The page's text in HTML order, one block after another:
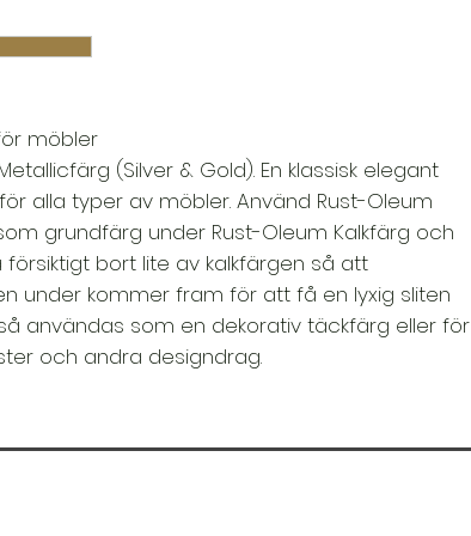
möbler
(Silver & Gold). En klassisk elegant
alla typer av möbler. Använd Rust-Oleum
grundfärg under Rust-Oleum Kalkfärg och
bort lite av kalkfärgen så att
under kommer fram för att få en lyxig sliten
användas som en dekorativ täckfärg eller för
och andra designdrag.